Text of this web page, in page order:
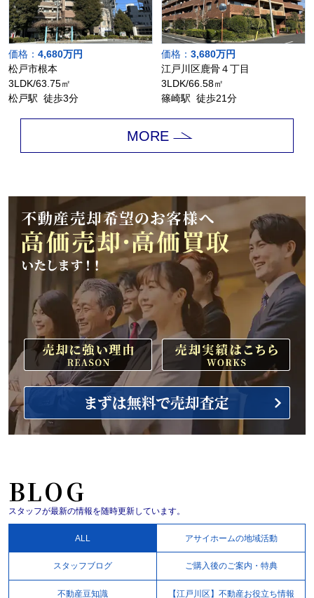
価格： 4,680万円
松戸市根本
3LDK/63.75㎡
松戸駅 徒歩3分
価格： 3,680万円
江戸川区鹿骨４丁目
3LDK/66.58㎡
篠崎駅 徒歩21分
MORE
BLOG
スタッフが最新の情報を随時更新しています。
ALL アサイホームの地域活動
スタッフブログ ご購入後のご案内・特典
不動産豆知識 【江戸川区】不動産お役立ち情報